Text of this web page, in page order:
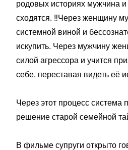
родовых историях мужчина
сходятся. ‼️Через женщину
системной виной и
искупить. Через мужчину
силой агрессора и учится
себе, переставая видеть её
Через этот процесс система
решение старой семейной
В фильме супруги открыто